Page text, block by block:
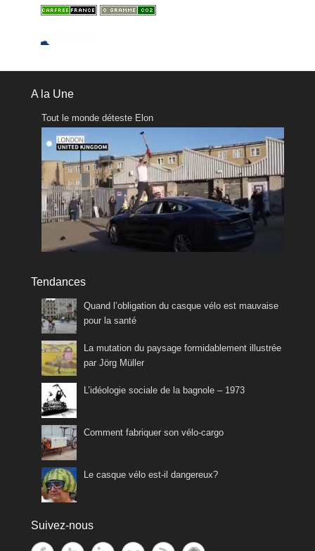
A la Une
Tout le monde déteste Elon
Tendances
Quand l’obligation du casque vélo est mauvaise
pour la santé
La mutation du paysage formidablement illustrée
par Jörg Müller
L’idéologie sociale de la bagnole – 1973
Comment fabriquer son vélo-cargo
Le casque vélo est-il dangereux?
Suivez-nous